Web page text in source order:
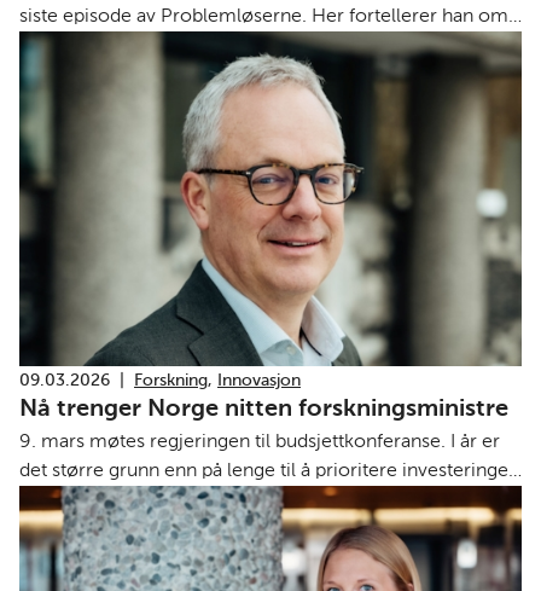
siste episode av Problemløserne. Her fortellerer han om
en seriøs KI-satsing og kanskje det sprøeste som er blitt
lagt ut på torget på Finn.no.
09.03.2026 Forskning, Innovasjon
Nå trenger Norge nitten forsknings­ministre
9. mars møtes regjeringen til budsjettkonferanse. I år er
det større grunn enn på lenge til å prioritere investeringer
i kunnskap. Det skriver Kunnskapsalliansen.